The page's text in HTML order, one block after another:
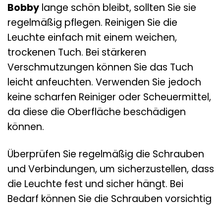
Bobby lange schön bleibt, sollten Sie sie
regelmäßig pflegen. Reinigen Sie die
Leuchte einfach mit einem weichen,
trockenen Tuch. Bei stärkeren
Verschmutzungen können Sie das Tuch
leicht anfeuchten. Verwenden Sie jedoch
keine scharfen Reiniger oder Scheuermittel,
da diese die Oberfläche beschädigen
können.
Überprüfen Sie regelmäßig die Schrauben
und Verbindungen, um sicherzustellen, dass
die Leuchte fest und sicher hängt. Bei
Bedarf können Sie die Schrauben vorsichtig